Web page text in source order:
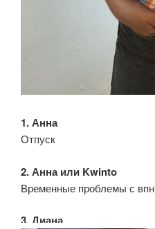
1. Анна
Отпуск
2. Анна или Kwinto
Временные проблемы с впн
3. Диана